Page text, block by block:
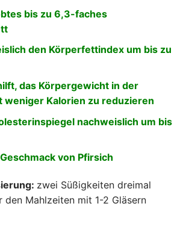
bis zu 6,3-faches
den Körperfettindex um bis zu
das Körpergewicht in der
weniger Kalorien zu reduzieren
nachweislich um bis
von Pfirsich
zwei Süßigkeiten dreimal
Mahlzeiten mit 1-2 Gläsern